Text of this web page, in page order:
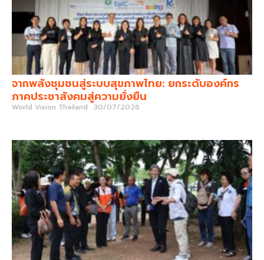
จากพลังชุมชนสู่ระบบสุขภาพไทย: ยกระดับองค์กร
ภาคประชาสังคมสู่ความยั่งยืน
World Vision Thailand 30/07/2026